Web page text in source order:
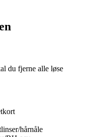
du fjerne alle løse
hårnåle